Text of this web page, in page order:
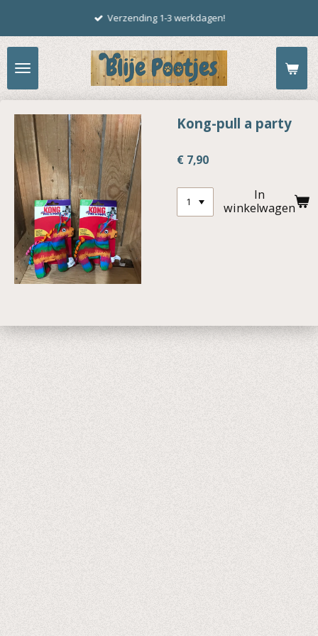
naar
de
hoofdinhoud
Verzending 1-3 werkdagen!
Kong-pull a party
€ 7,90
In
winkelwagen